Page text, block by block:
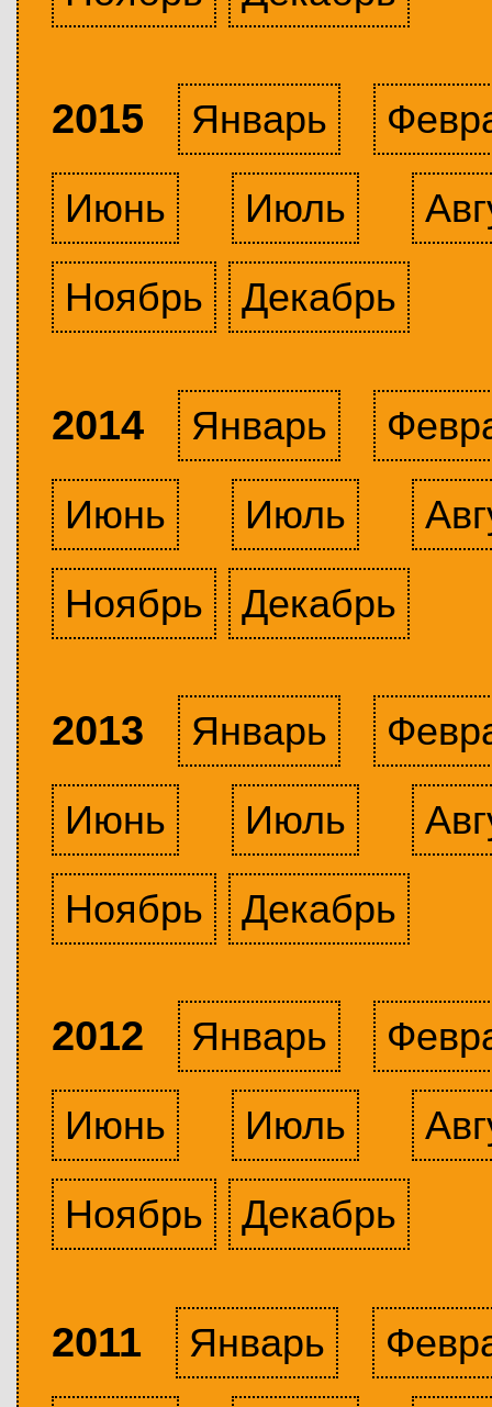
2015 Январь
Июнь
Июль
Ноябрь
Декабрь
2014 Январь
Июнь
Июль
Ноябрь
Декабрь
2013 Январь
Июнь
Июль
Ноябрь
Декабрь
2012 Январь
Июнь
Июль
Ноябрь
Декабрь
2011 Январь